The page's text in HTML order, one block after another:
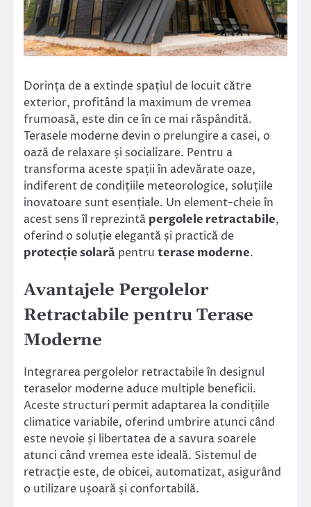
Dorința de a extinde spațiul de locuit către
exterior, profitând la maximum de vremea
frumoasă, este din ce în ce mai răspândită.
Terasele moderne devin o prelungire a casei, o
oază de relaxare și socializare. Pentru a
transforma aceste spații în adevărate oaze,
indiferent de condițiile meteorologice, soluțiile
inovatoare sunt esențiale. Un element-cheie în
acest sens îl reprezintă pergolele retractabile,
oferind o soluție elegantă și practică de
protecție solară pentru terase moderne.
Avantajele Pergolelor
Retractabile pentru Terase
Moderne
Integrarea pergolelor retractabile în designul
teraselor moderne aduce multiple beneficii.
Aceste structuri permit adaptarea la condițiile
climatice variabile, oferind umbrire atunci când
este nevoie și libertatea de a savura soarele
atunci când vremea este ideală. Sistemul de
retracție este, de obicei, automatizat, asigurând
o utilizare ușoară și confortabilă.